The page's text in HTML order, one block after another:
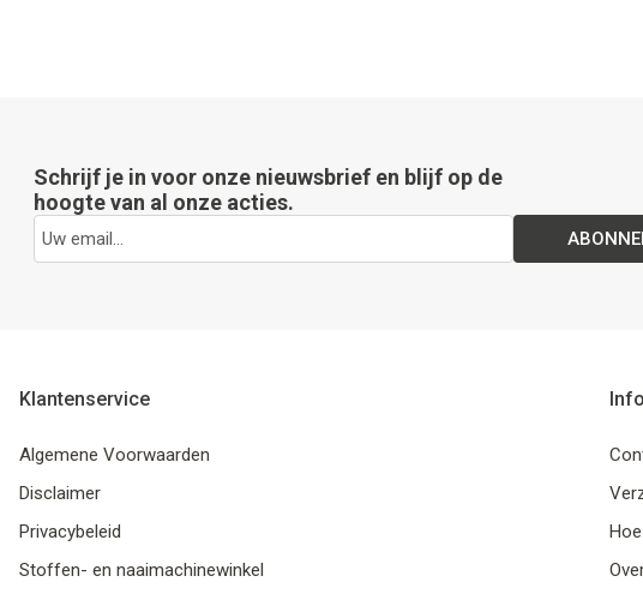
Schrijf je in voor onze nieuwsbrief en blijf op de
hoogte van al onze acties.
Klantenservice
Algemene Voorwaarden
Disclaimer
Privacybeleid
Stoffen- en naaimachinewinkel
Info